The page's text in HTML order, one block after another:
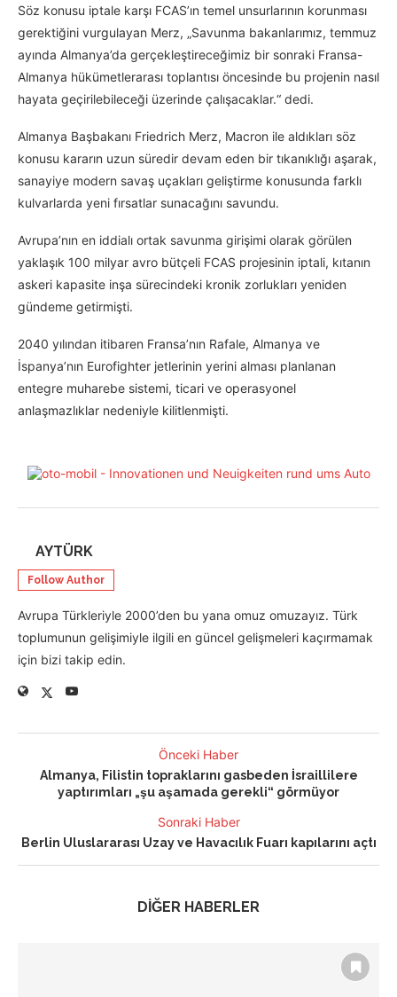
Söz konusu iptale karşı FCAS’ın temel unsurlarının korunması
gerektiğini vurgulayan Merz, „Savunma bakanlarımız, temmuz
ayında Almanya’da gerçekleştireceğimiz bir sonraki Fransa-
Almanya hükümetlerarası toplantısı öncesinde bu projenin nasıl
hayata geçirilebileceği üzerinde çalışacaklar.“ dedi.
Almanya Başbakanı Friedrich Merz, Macron ile aldıkları söz
konusu kararın uzun süredir devam eden bir tıkanıklığı aşarak,
sanayiye modern savaş uçakları geliştirme konusunda farklı
kulvarlarda yeni fırsatlar sunacağını savundu.
Avrupa’nın en iddialı ortak savunma girişimi olarak görülen
yaklaşık 100 milyar avro bütçeli FCAS projesinin iptali, kıtanın
askeri kapasite inşa sürecindeki kronik zorlukları yeniden
gündeme getirmişti.
2040 yılından itibaren Fransa’nın Rafale, Almanya ve
İspanya’nın Eurofighter jetlerinin yerini alması planlanan
entegre muharebe sistemi, ticari ve operasyonel
anlaşmazlıklar nedeniyle kilitlenmişti.
AYTÜRK
Follow Author
Avrupa Türkleriyle 2000’den bu yana omuz omuzayız. Türk
toplumunun gelişimiyle ilgili en güncel gelişmeleri kaçırmamak
için bizi takip edin.
Önceki Haber
Almanya, Filistin topraklarını gasbeden İsraillilere
yaptırımları „şu aşamada gerekli“ görmüyor
Sonraki Haber
Berlin Uluslararası Uzay ve Havacılık Fuarı kapılarını açtı
DİĞER HABERLER